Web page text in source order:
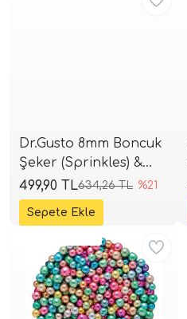
Dr.Gusto 8mm Boncuk
Şeker (Sprinkles) &
Draje 1kg - Yeşil
634,26 TL %21
499,90 TL